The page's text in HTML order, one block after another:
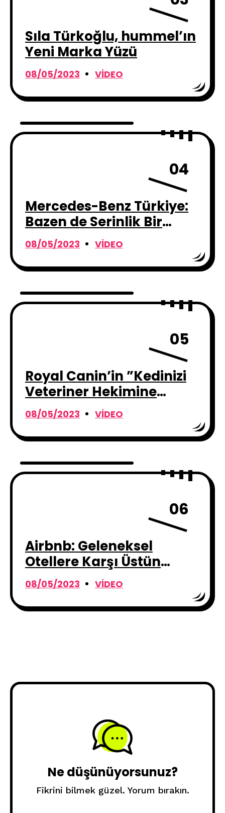
Sıla Türkoğlu, hummel’ın
Yeni Marka Yüzü
08/05/2023 VIDEO
04
Mercedes-Benz Türkiye:
Bazen de Serinlik Bir
Seçimdir
08/05/2023 VIDEO
05
Royal Canin’in ”Kedinizi
Veteriner Hekimine
Götürün” Kampanyası
08/05/2023 VIDEO
06
Airbnb: Geleneksel
Otellere Karşı Üstün
Avantajlarını Öne
Çıkarıyor
08/05/2023 VIDEO
Ne düşünüyorsunuz?
Fikrini bilmek güzel. Yorum bırakın.